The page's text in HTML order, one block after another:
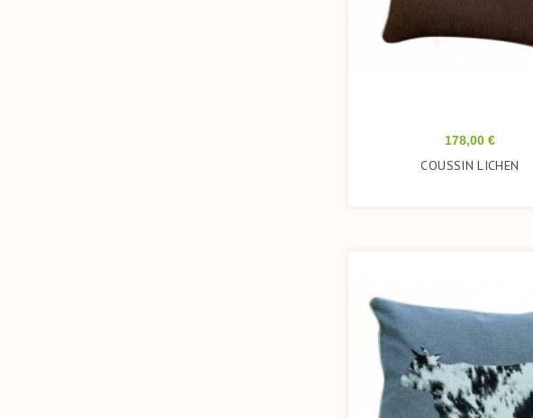
Prix
178,00 €
COUSSIN LICHEN